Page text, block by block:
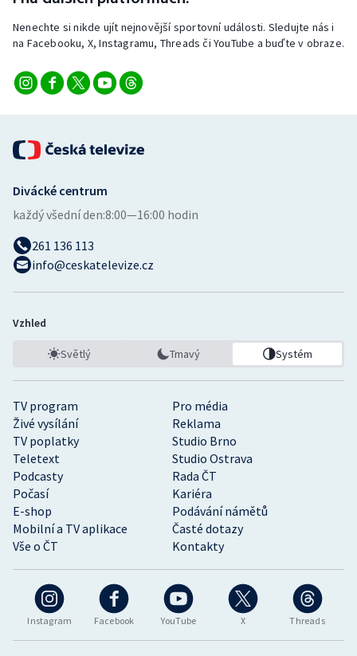
Veslování
Vodní slalom
Ostatní
Nenechte si nikde ujít nejnovější sportovní události. Sledujte nás i
na Facebooku, X, Instagramu, Threads či YouTube a buďte v obraze.
Instagram Facebook YouTube X Threads
TV program
Pro média
Živé vysílání
Reklama
TV poplatky
Studio Brno
Teletext
Studio Ostrava
Podcasty
Rada ČT
Počasí
Kariéra
E-shop
Podávání námětů
Mobilní a TV aplikace
Časté dotazy
Vše o ČT
Kontakty
Divácké centrum
každý všední den:8:00—16:00 hodin
261 136 113
info@ceskatelevize.cz
Vzhled
Světlý Tmavý Systém